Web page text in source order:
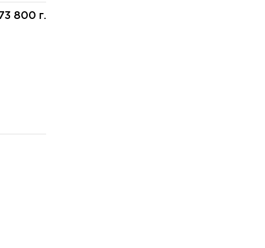
73 800 г.